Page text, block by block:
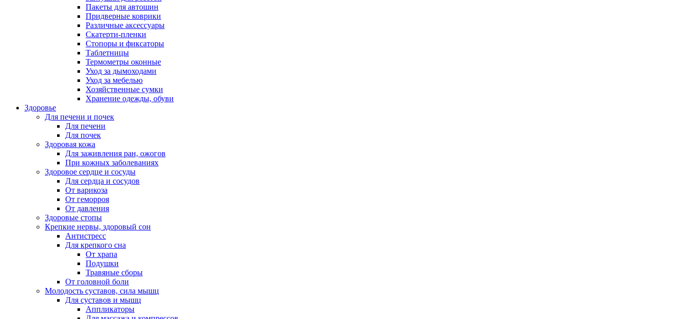
Пакеты для автошин
Придверные коврики
Различные аксессуары
Скатерти-пленки
Стопоры и фиксаторы
Таблетницы
Термометры оконные
Уход за дымоходами
Уход за мебелью
Хозяйственные сумки
Хранение одежды, обуви
Здоровье
Для печени и почек
Для печени
Для почек
Здоровая кожа
Для заживления ран, ожогов
При кожных заболеваниях
Здоровое сердце и сосуды
Для сердца и сосудов
От варикоза
От геморроя
От давления
Здоровые стопы
Крепкие нервы, здоровый сон
Антистресс
Для крепкого сна
От храпа
Подушки
Травяные сборы
От головной боли
Молодость суставов, сила мышц
Для суставов и мышц
Аппликаторы